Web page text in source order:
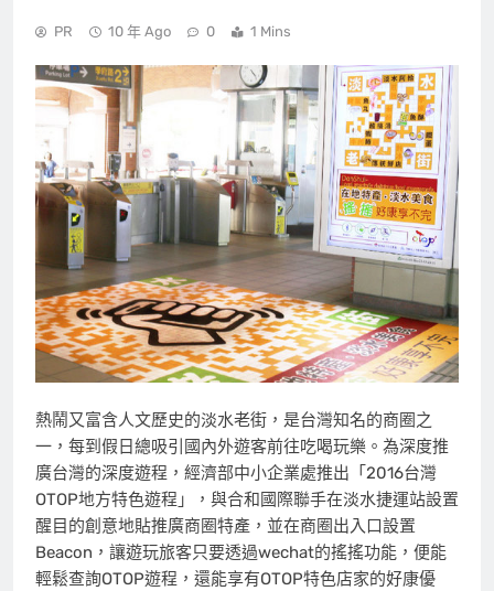
PR 10 年 Ago 0 1 Mins
熱鬧又富含人文歷史的淡水老街，是台灣知名的商圈之
一，每到假日總吸引國內外遊客前往吃喝玩樂。為深度推
廣台灣的深度遊程，經濟部中小企業處推出「2016台灣
OTOP地方特色遊程」，與合和國際聯手在淡水捷運站設置
醒目的創意地貼推廣商圈特產，並在商圈出入口設置
Beacon，讓遊玩旅客只要透過wechat的搖搖功能，便能
輕鬆查詢OTOP遊程，還能享有OTOP特色店家的好康優